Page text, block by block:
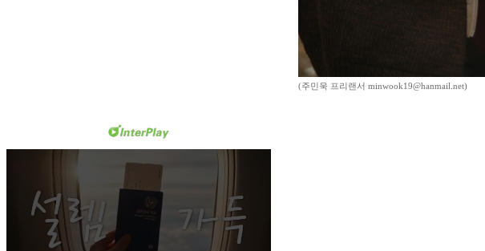
(주민욱 프리랜서 minwook19@hanmail.net)